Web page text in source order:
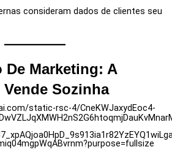
consideram dados de clientes seu
De Marketing: A
Sozinha